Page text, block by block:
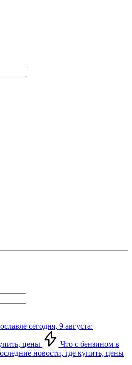
сегодня, 9 августа:
цены
Что с бензином в
новости, где купить, цены